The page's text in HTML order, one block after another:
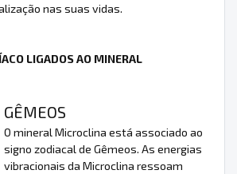
nas suas vidas.
LIGADOS AO MINERAL
GÊMEOS
O mineral Microclina está associado ao
signo zodiacal de Gêmeos. As energias
vibracionais da Microclina ressoam